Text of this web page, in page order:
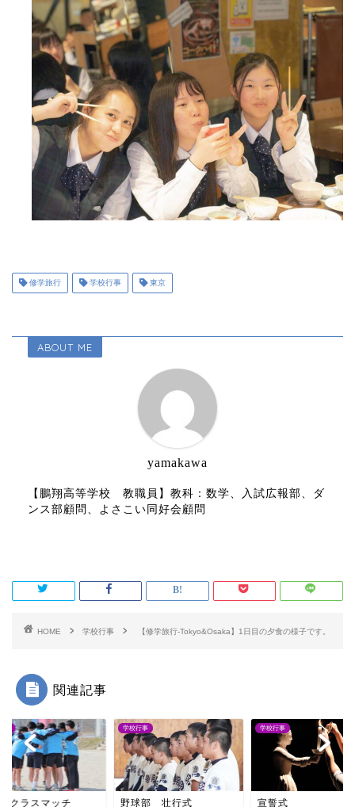
修学旅行 学校行事 東京
ABOUT ME
yamakawa
【鵬翔高等学校 教職員】教科：数学、入試広報部、ダ
ンス部顧問、よさこい同好会顧問
HOME 学校行事 【修学旅行-Tokyo&Osaka】1日目の夕食の様子です。
関連記事
クラスマッチ
学校行事
野球部 壮行式
学校行事
宣誓式